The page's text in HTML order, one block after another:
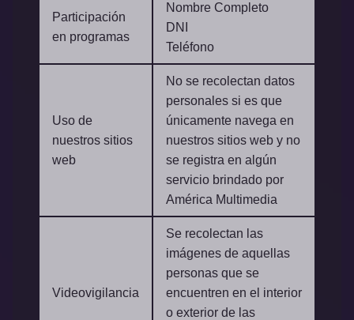
Participación
en programas
Nombre Completo
DNI
Teléfono
Uso de
nuestros sitios
web
No se recolectan datos
personales si es que
únicamente navega en
nuestros sitios web y no
se registra en algún
servicio brindado por
América Multimedia
Videovigilancia
Se recolectan las
imágenes de aquellas
personas que se
encuentren en el interior
o exterior de las